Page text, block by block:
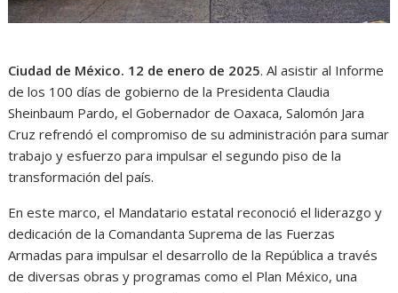
Ciudad de México. 12 de enero de 2025. Al asistir al Informe
de los 100 días de gobierno de la Presidenta Claudia
Sheinbaum Pardo, el Gobernador de Oaxaca, Salomón Jara
Cruz refrendó el compromiso de su administración para sumar
trabajo y esfuerzo para impulsar el segundo piso de la
transformación del país.
En este marco, el Mandatario estatal reconoció el liderazgo y
dedicación de la Comandanta Suprema de las Fuerzas
Armadas para impulsar el desarrollo de la República a través
de diversas obras y programas como el Plan México, una